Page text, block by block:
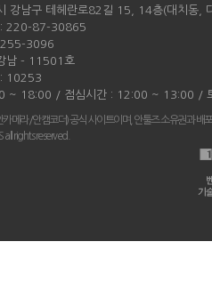
강남구 테헤란로82길 15, 14층(대치동,
: 220-87-30865
3096
남 - 11501호
: 10253
~ 18:00 / 점심시간 : 12:00 ~ 13:00 /
카메라/안캠코더) 공식 사이트이며, 안툴즈 소유권과 배
rights reserved.